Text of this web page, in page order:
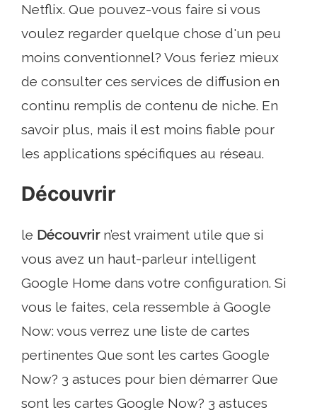
Netflix. Que pouvez-vous faire si vous
voulez regarder quelque chose d'un peu
moins conventionnel? Vous feriez mieux
de consulter ces services de diffusion en
continu remplis de contenu de niche. En
savoir plus, mais il est moins fiable pour
les applications spécifiques au réseau.
Découvrir
le Découvrirn’est vraiment utile que si
vous avez un haut-parleur intelligent
Google Home dans votre configuration. Si
vous le faites, cela ressemble à Google
Now: vous verrez une liste de cartes
pertinentes Que sont les cartes Google
Now? 3 astuces pour bien démarrer Que
sont les cartes Google Now? 3 astuces